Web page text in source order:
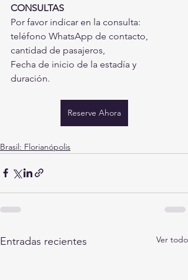
CONSULTAS
Por favor indicar en la consulta:
teléfono WhatsApp de contacto,
cantidad de pasajeros,
Fecha de inicio de la estadía y
duración.
Reserve Ahora
Brasil: Florianópolis
Entradas recientes Ver todo